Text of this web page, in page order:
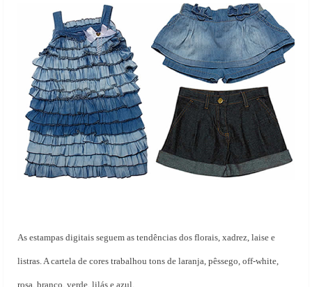
As estampas digitais seguem as tendências dos florais, xadrez, laise e
listras. A cartela de cores trabalhou tons de laranja, pêssego, off-white,
rosa, branco, verde, lilás e azul.